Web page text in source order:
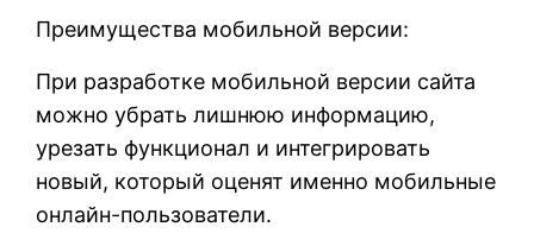
Преимущества мобильной версии:
При разработке мобильной версии сайта
можно убрать лишнюю информацию,
урезать функционал и интегрировать
новый, который оценят именно мобильные
онлайн-пользователи.